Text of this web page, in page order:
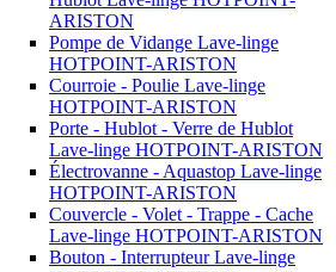
ARISTON
Pompe de Vidange Lave-linge
HOTPOINT-ARISTON
Courroie - Poulie Lave-linge
HOTPOINT-ARISTON
Porte - Hublot - Verre de Hublot
Lave-linge HOTPOINT-ARISTON
Électrovanne - Aquastop Lave-linge
HOTPOINT-ARISTON
Couvercle - Volet - Trappe - Cache
Lave-linge HOTPOINT-ARISTON
Bouton - Interrupteur Lave-linge